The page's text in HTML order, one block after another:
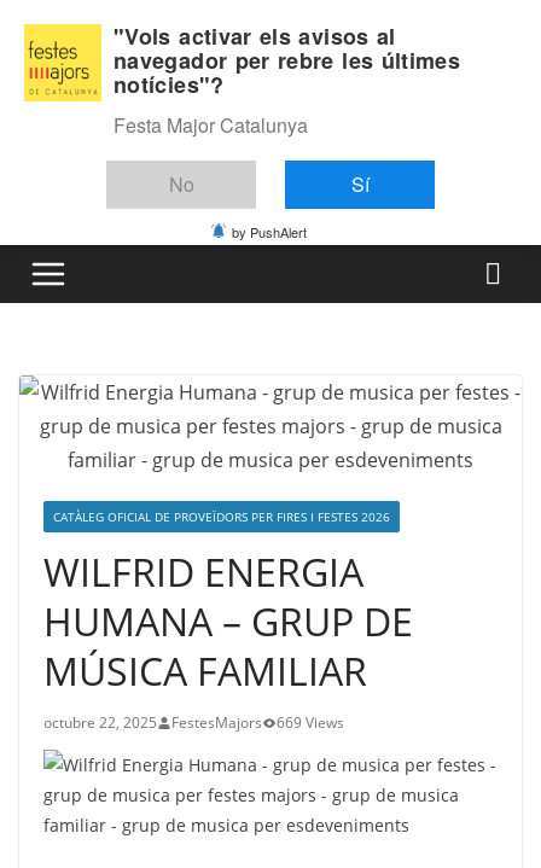
content
Dissabte, agost 8, 2026
Última:
CATÀLEG OFICIAL DE PROVEÏDORS PER FIRES I FESTES 2026
WILFRID ENERGIA
HUMANA – GRUP DE
MÚSICA FAMILIAR
octubre 22, 2025 FestesMajors 669 Views
"Vols activar els avisos al
navegador per rebre les últimes
notícies"?
Festa Major Catalunya
No Sí
by PushAlert